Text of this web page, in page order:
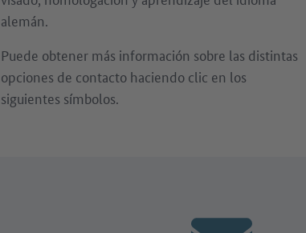
alemán.
Puede obtener más información sobre las distintas
opciones de contacto haciendo clic en los
siguientes símbolos.